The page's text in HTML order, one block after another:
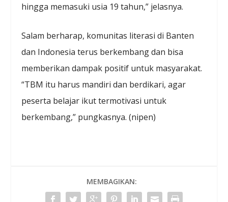
hingga memasuki usia 19 tahun,” jelasnya.
Salam berharap, komunitas literasi di Banten
dan Indonesia terus berkembang dan bisa
memberikan dampak positif untuk masyarakat.
“TBM itu harus mandiri dan berdikari, agar
peserta belajar ikut termotivasi untuk
berkembang,” pungkasnya. (nipen)
MEMBAGIKAN: